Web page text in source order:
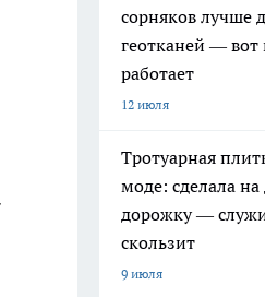
сорняков лучше
геотканей — вот
работает
12 июля
Тротуарная
моде: сделала
дорожку —
скользит
9 июля